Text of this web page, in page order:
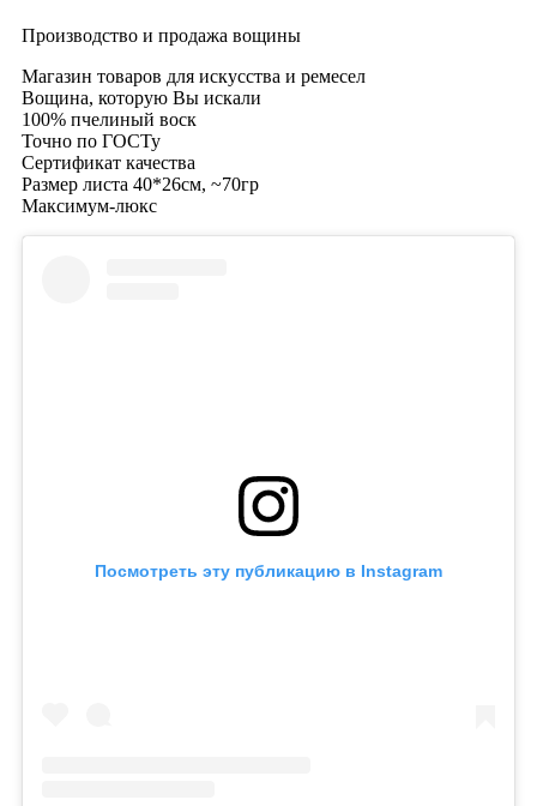
Производство и продажа вощины
Магазин товаров для искусства и ремесел
Вощина, которую Вы искали
100% пчелиный воск
Точно по ГОСТу
Сертификат качества
Размер листа 40*26см, ~70гр
Максимум-люкс
Посмотреть эту публикацию в Instagram